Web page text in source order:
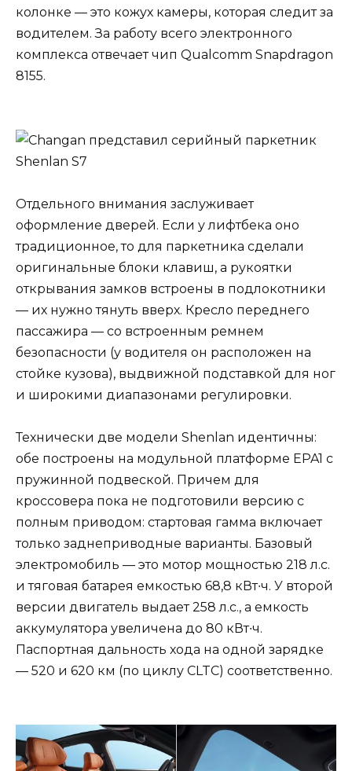
колонке — это кожух камеры, которая следит за
водителем. За работу всего электронного
комплекса отвечает чип Qualcomm Snapdragon
8155.
Отдельного внимания заслуживает
оформление дверей. Если у лифтбека оно
традиционное, то для паркетника сделали
оригинальные блоки клавиш, а рукоятки
открывания замков встроены в подлокотники
— их нужно тянуть вверх. Кресло переднего
пассажира — со встроенным ремнем
безопасности (у водителя он расположен на
стойке кузова), выдвижной подставкой для ног
и широкими диапазонами регулировки.
Технически две модели Shenlan идентичны:
обе построены на модульной платформе EPA1 с
пружинной подвеской. Причем для
кроссовера пока не подготовили версию с
полным приводом: стартовая гамма включает
только заднеприводные варианты. Базовый
электромобиль — это мотор мощностью 218 л.с.
и тяговая батарея емкостью 68,8 кВт∙ч. У второй
версии двигатель выдает 258 л.с., а емкость
аккумулятора увеличена до 80 кВт∙ч.
Паспортная дальность хода на одной зарядке
— 520 и 620 км (по циклу CLTC) соответственно.